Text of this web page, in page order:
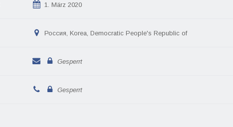
1. März 2020
Россия, Korea, Democratic People's Republic of
Gesperrt
Gesperrt